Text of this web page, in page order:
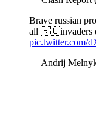
Brave russian
all 🇷🇺invaders
pic.twitter.com/
— Andrij